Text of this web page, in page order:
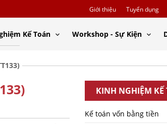
Giới thiệu Tuyển dụng
Kế Toán Workshop - Sự Kiện
KINH NGHIỆM
HỢP
Kế toán vốn bằng tiền